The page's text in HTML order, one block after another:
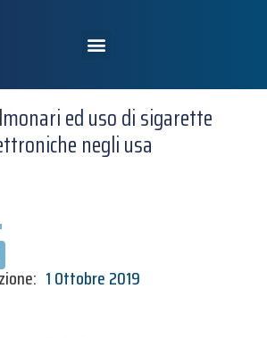
ed uso di sigarette
negli usa
1 Ottobre 2019